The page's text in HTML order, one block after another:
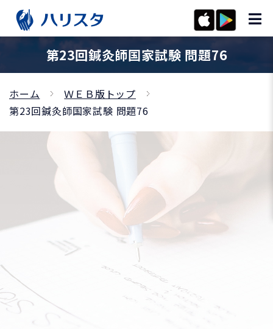
第23回鍼灸師国家試験 問題76
ホーム
ＷＥＢ版トップ
第23回鍼灸師国家試験 問題76